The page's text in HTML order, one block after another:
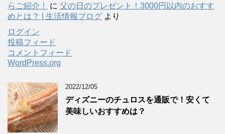
らご紹介！
に 父の日のプレゼント！3000円以内のおすす
めとは？ | 生活情報ブログ より
ログイン
投稿フィード
コメントフィード
WordPress.org
2022/12/05
ディズニーのチュロスを通販で！安くて
美味しいおすすめは？